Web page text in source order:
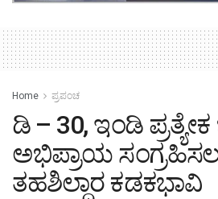
Home ಪ್ರಪಂಚ
ಡಿ – 30, ಇಂಡಿ ಪ್ರತ್ಯೇಕ
ಅಭಿಪ್ರಾಯ
ತಹಶಿಲ್ದಾರ ಕಡಕಭಾವಿ